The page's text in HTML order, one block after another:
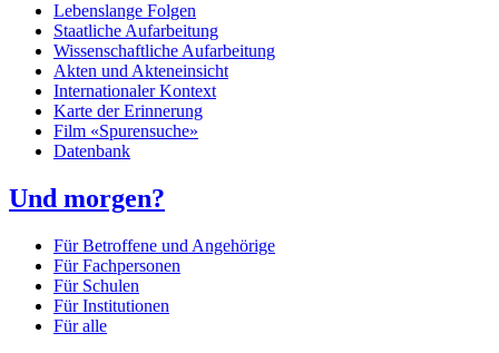
Lebenslange Folgen
Staatliche Aufarbeitung
Wissenschaftliche Aufarbeitung
Akten und Akteneinsicht
Internationaler Kontext
Karte der Erinnerung
Film «Spurensuche»
Datenbank
Und morgen?
Für Betroffene und Angehörige
Für Fachpersonen
Für Schulen
Für Institutionen
Für alle